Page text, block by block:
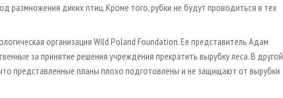
размножения диких птиц. Кроме того, рубки не будут проводиться в тех
организация Wild Poland Foundation. Ее представитель Адам
за принятие решения учреждения прекратить вырубку леса. В другой
представленные планы плохо подготовлены и не защищают от вырубки